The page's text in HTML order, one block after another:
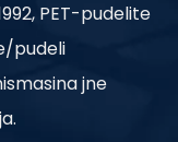
PET-pudelite
pudeli
jne